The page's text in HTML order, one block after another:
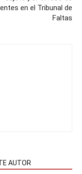
en el Tribunal de
Faltas
AUTOR